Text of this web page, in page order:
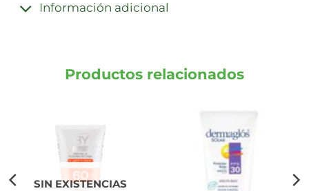
Información adicional
Productos relacionados
SIN EXISTENCIAS